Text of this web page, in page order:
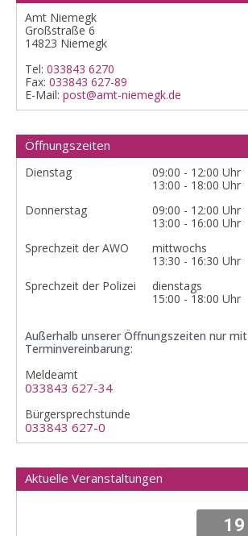
Amt Niemegk
Großstraße 6
14823 Niemegk
Tel: 033843 6270
Fax: 033843 627-89
E-Mail: post@amt-niemegk.de
Öffnungszeiten
Dienstag
09:00 - 12:00 Uhr
13:00 - 18:00 Uhr
Donnerstag
09:00 - 12:00 Uhr
13:00 - 16:00 Uhr
Sprechzeit der AWO
mittwochs
13:30 - 16:30 Uhr
Sprechzeit der Polizei
dienstags
15:00 - 18:00 Uhr
Außerhalb unserer Öffnungszeiten nur mit
Terminvereinbarung:
Meldeamt
033843 627-34
Bürgersprechstunde
033843 627-0
Aktuelle Veranstaltungen
19